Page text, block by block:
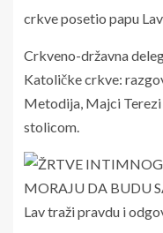
Crkveno-državna
Katoličke crkve:
Metodija, Majci Terezi
stolicom.